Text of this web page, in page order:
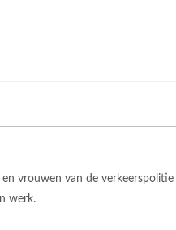
vrouwen van de
werk.